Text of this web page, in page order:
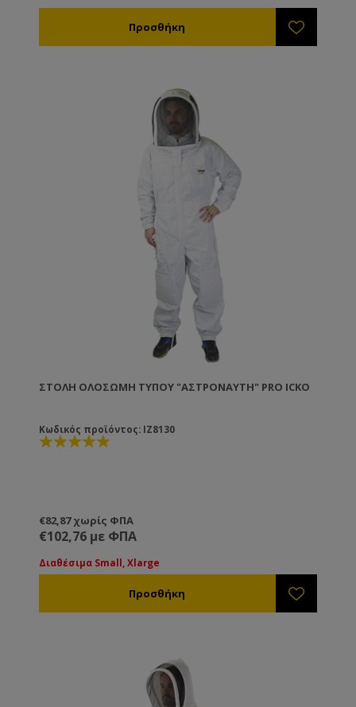
ΣΤΟΛΉ ΟΛΌΣΩΜΗ ΤΎΠΟΥ "ΑΣΤΡΟΝΑΎΤΗ" PRO ICKO
Κωδικός προϊόντος: IZ8130
€82,87 χωρίς ΦΠΑ
€102,76 με ΦΠΑ
Διαθέσιμα Small, Xlarge